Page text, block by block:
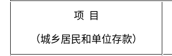
项 目
（城乡居民和单位存款）